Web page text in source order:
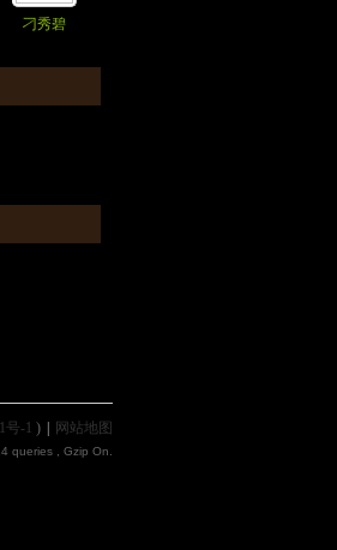
刁秀碧
号-1 ) 网站地图
queries , Gzip On.